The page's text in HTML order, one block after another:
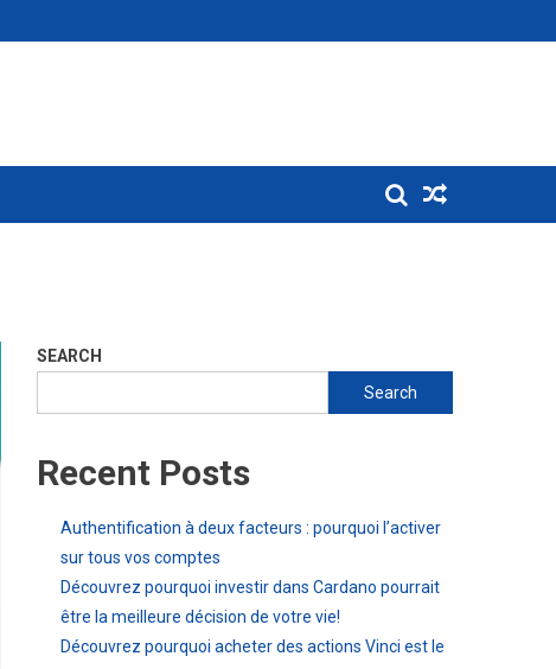
SEARCH
Search
Recent Posts
Authentification à deux facteurs : pourquoi l’activer
sur tous vos comptes
Découvrez pourquoi investir dans Cardano pourrait
être la meilleure décision de votre vie!
Découvrez pourquoi acheter des actions Vinci est le